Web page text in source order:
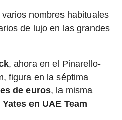
nombres habituales
de lujo en las grandes
, ahora en el Pinarello-
figura en la séptima
de euros, la misma
en UAE Team